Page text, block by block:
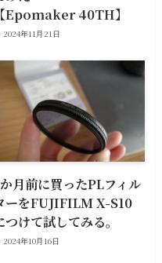
【Epomaker 40TH】
2024年11月21日
月前に買ったPLフィル
ーをFUJIFILM X-S10
つけて試してみる。
2024年10月16日